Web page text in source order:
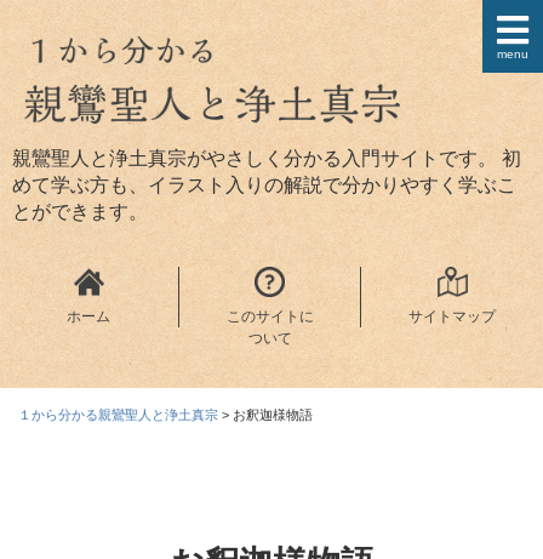
menu
ホーム
このサイトに
ついて
サイトマップ
親鸞聖人と浄土真宗がやさしく分かる入門サイトです。 初
めて学ぶ方も、イラスト入りの解説で分かりやすく学ぶこ
とができます。
１から分かる親鸞聖人と浄土真宗 > お釈迦様物語